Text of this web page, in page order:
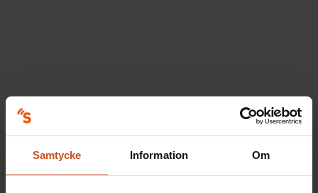
Samtycke Information Om